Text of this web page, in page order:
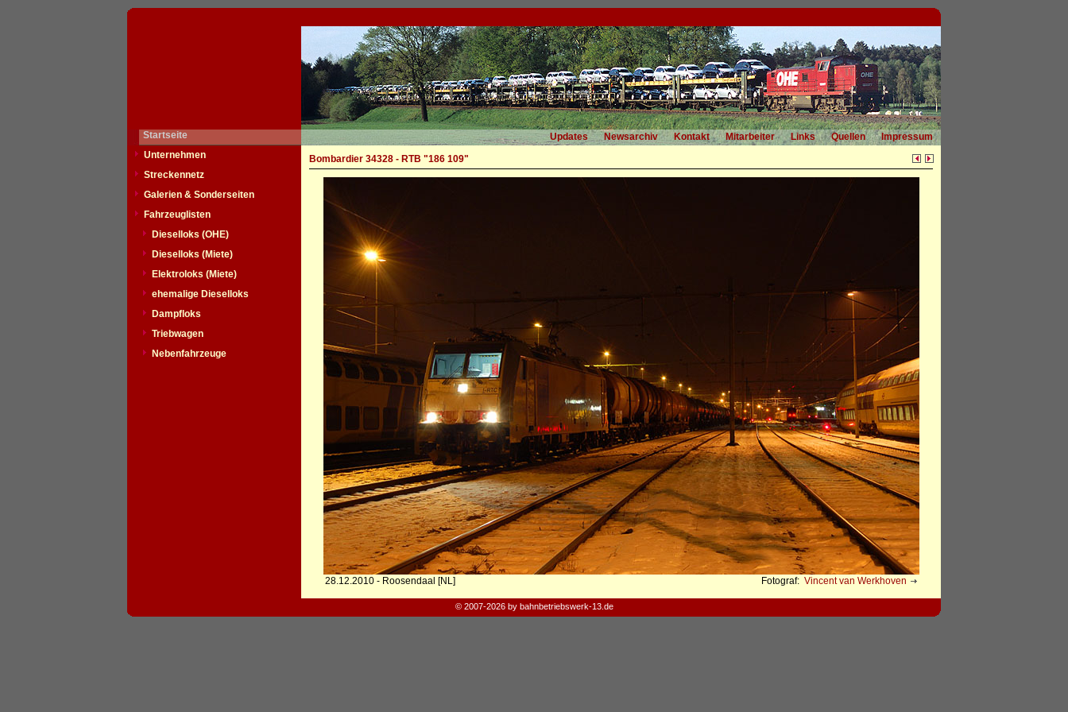
Startseite Updates Newsarchiv Kontakt Mitarbeiter Links Quellen
Impressum
Unternehmen
Streckennetz
Galerien & Sonderseiten
Fahrzeuglisten
Dieselloks (OHE)
Dieselloks (Miete)
Elektroloks (Miete)
ehemalige Dieselloks
Dampfloks
Triebwagen
Nebenfahrzeuge
Bombardier 34328 - RTB "186 109"
28.12.2010 - Roosendaal [NL] Fotograf: Vincent van Werkhoven
© 2007-2026 by bahnbetriebswerk-13.de